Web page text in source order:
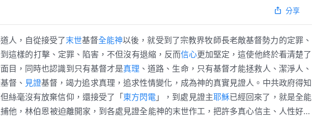
分享
人，自從接受了末世基督全能神以後，就受到了宗教界牧師長老敵基督勢力的定罪、
這樣的打擊、定罪、陷害，不但沒有退縮，反而信心更加堅定，這使他終於看清楚了
目，同時也認識到只有基督才是真理 、道路、生命，只有基督才能拯救人、潔淨人、
督、 見證基督，竭力追求真理，追求性情變化，成為神的真實見證人。中共政府得知
絲毫沒有放棄信仰，還接受了「 東方閃電 」，到處見證主耶穌已經回來了，就是全能
他，林伯恩被迫離開家，到各處見證全能神的末世作工，把許多真心信主、人性好的